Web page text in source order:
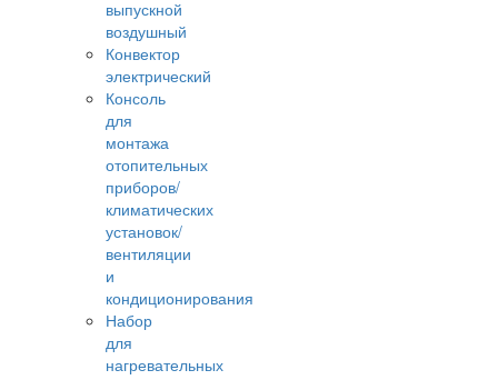
выпускной
воздушный
Конвектор
электрический
Консоль
для
монтажа
отопительных
приборов/
климатических
установок/
вентиляции
и
кондиционирования
Набор
для
нагревательных